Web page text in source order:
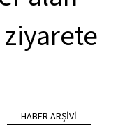
HABER ARŞİVİ